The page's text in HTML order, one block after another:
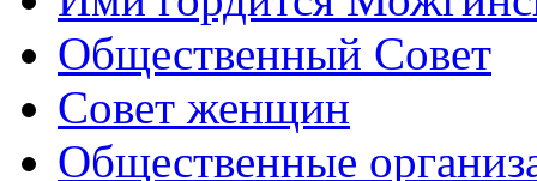
Общественный Совет
Совет женщин
Общественные